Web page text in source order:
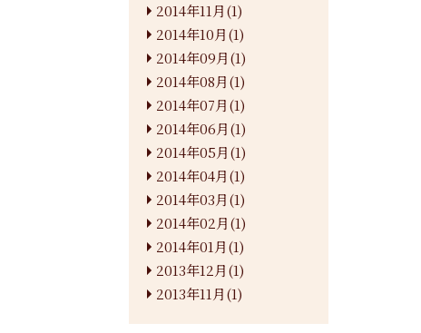
2014年11月(1)
2014年10月(1)
2014年09月(1)
2014年08月(1)
2014年07月(1)
2014年06月(1)
2014年05月(1)
2014年04月(1)
2014年03月(1)
2014年02月(1)
2014年01月(1)
2013年12月(1)
2013年11月(1)